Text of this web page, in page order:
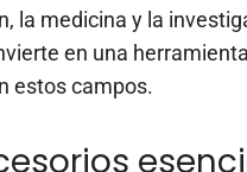
la medicina y la
en una
estos campos.